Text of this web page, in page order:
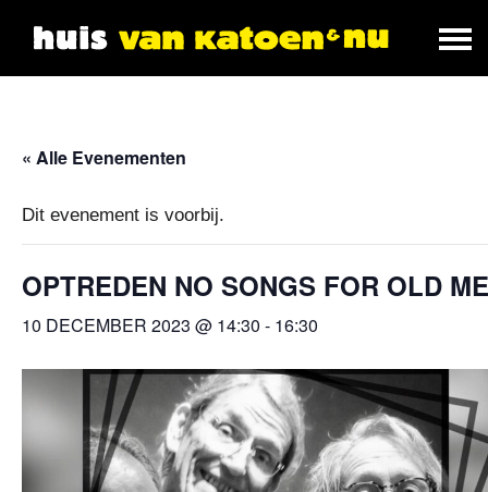
« Alle Evenementen
Dit evenement is voorbij.
OPTREDEN NO SONGS FOR OLD
10 DECEMBER 2023 @ 14:30 - 16:30